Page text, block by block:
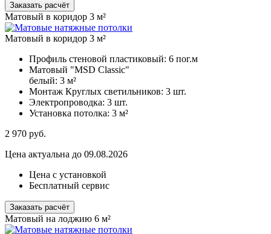
Заказать расчёт
Матовый в коридор 3 м²
Матовый в коридор 3 м²
Профиль стеновой пластиковый: 6 пог.м
Матовый "MSD Classic"
белый: 3 м²
Монтаж Круглых светильников: 3 шт.
Электропроводка: 3 шт.
Установка потолка: 3 м²
2 970 руб.
Цена актуальна до 09.08.2026
Цена с установкой
Бесплатный сервис
Заказать расчёт
Матовый на лоджию 6 м²